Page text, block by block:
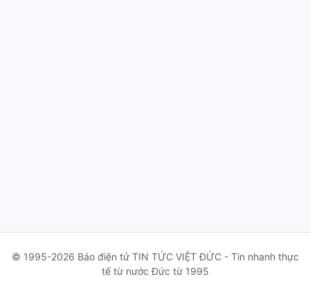
© 1995-2026 Báo điện tử TIN TỨC VIỆT ĐỨC - Tin nhanh thực
tế từ nước Đức từ 1995